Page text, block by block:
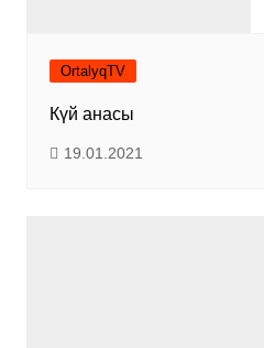
OrtalyqTV
Күй анасы
19.01.2021